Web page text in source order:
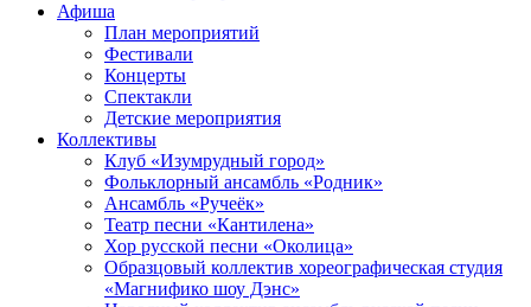
Афиша
План мероприятий
Фестивали
Концерты
Спектакли
Детские мероприятия
Коллективы
Клуб «Изумрудный город»
Фольклорный ансамбль «Родник»
Ансамбль «Ручеёк»
Театр песни «Кантилена»
Хор русской песни «Околица»
Образцовый коллектив хореографическая студия
«Магнифико шоу Дэнс»